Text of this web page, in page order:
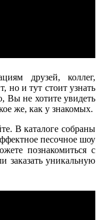
друзей, коллег,
но и тут стоит узнать
Вы не хотите увидеть
же, как у знакомых.
В каталоге собраны
песочное шоу
познакомиться с
заказать уникальную